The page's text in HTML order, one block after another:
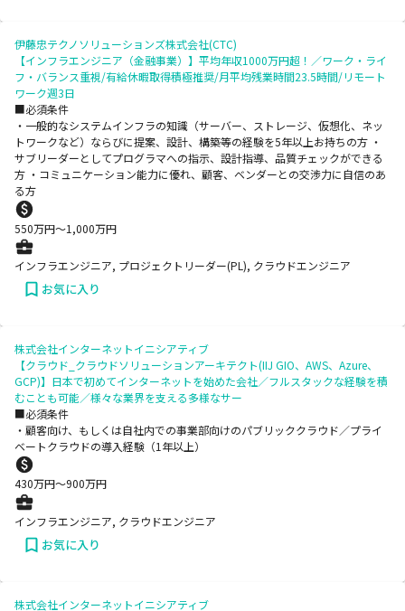
伊藤忠テクノソリューションズ株式会社(CTC)
【インフラエンジニア（金融事業）】平均年収1000万円超！／ワーク・ライ
フ・バランス重視/有給休暇取得積極推奨/月平均残業時間23.5時間/リモート
ワーク週3日
■必須条件
・一般的なシステムインフラの知識（サーバー、ストレージ、仮想化、ネッ
トワークなど）ならびに提案、設計、構築等の経験を5年以上お持ちの方 ・
サブリーダーとしてプログラマへの指示、設計指導、品質チェックができる
方 ・コミュニケーション能力に優れ、顧客、ベンダーとの交渉力に自信のあ
る方
550万円〜1,000万円
インフラエンジニア, プロジェクトリーダー(PL), クラウドエンジニア
お気に入り
株式会社インターネットイニシアティブ
【クラウド_クラウドソリューションアーキテクト(IIJ GIO、AWS、Azure、
GCP)】日本で初めてインターネットを始めた会社／フルスタックな経験を積
むことも可能／様々な業界を支える多様なサー
■必須条件
・顧客向け、もしくは自社内での事業部向けのパブリッククラウド／プライ
ベートクラウドの導入経験（1年以上）
430万円〜900万円
インフラエンジニア, クラウドエンジニア
お気に入り
株式会社インターネットイニシアティブ